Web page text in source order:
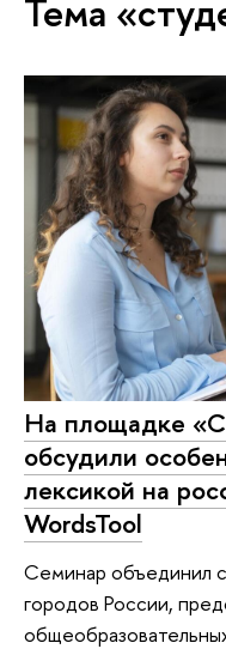
Тема
На площадке
обсудили
лексикой на
WordsTool
Семинар объединил
городов России,